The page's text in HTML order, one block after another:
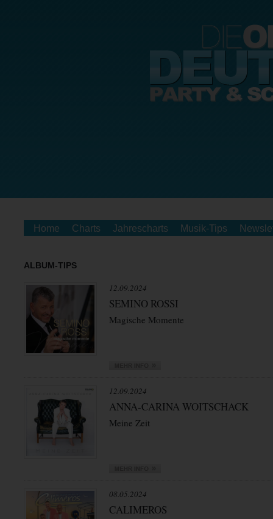
Home Charts Jahrescharts Musik-Tips
ALBUM-TIPS
12.09.2024
SEMINO ROSSI
Magische Momente
12.09.2024
ANNA-CARINA WOITSCHACK
Meine Zeit
08.05.2024
CALIMEROS